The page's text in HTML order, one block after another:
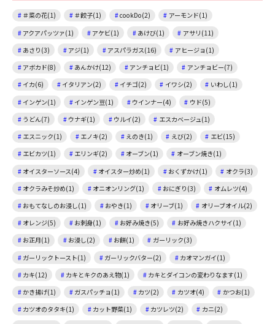
＃菜の花(1) ＃餃子(1) cookDo(2)
アーモンド(1)
アクアパッツァ(1)
アケビ(1) あけび(1)
アサリ(11)
あさり(3)
アジ(1) アスパラガス(16)
アヒージョ(1)
アボカド(8)
あんかけ(12) アンチョビ(1)
アンチョビー(7)
イカ(6)
イタリアン(2) イチゴ(2) イワシ(2)
いわし(1)
インゲン(1)
インゲン豆(1) ウインナー(4)
ウド(5)
うどん(7)
ウナギ(1) ウルイ(2)
エスカベージュ(1)
エスニック(1)
エノキ(2) えのき(1) えび(2)
エビ(15)
エビカツ(1)
エリンギ(2) オーブン(1)
オーブン焼き(1)
オイスターソース(4)
オイスター炒め(1) おくずかけ(1)
オクラ(3)
オクラみそ炒め(1)
オニオンリング(1) おにぎり(3)
オムレツ(4)
おもてなしのお浸し(1)
おやき(1) オリーブ(1)
オリーブオイル(2)
オレンジ(5)
お刺身(1) お好み焼き(5)
お好み焼きハクサイ(1)
お正月(1)
お浸し(2) お餅(1)
ガーリック(3)
ガーリックトースト(1)
ガーリックバター(2)
カオマンガイ(1)
カキ(12)
カキとキクのあえ物(1)
カキとダイコンの変わりなます(1)
かき揚げ(1)
ガスパッチョ(1) カツ(2) カツオ(4)
かつお(1)
カツオのタタキ(1)
カット野菜(1) カツレツ(2)
カニ(2)